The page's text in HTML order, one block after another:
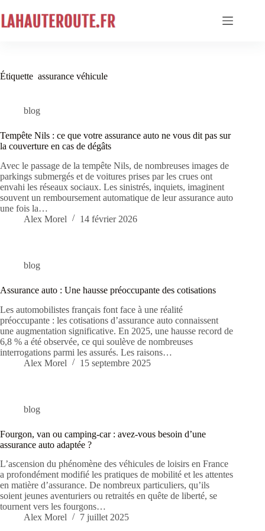
au
contenu
Étiquette assurance véhicule
blog
Tempête Nils : ce que votre assurance auto ne vous dit pas sur
la couverture en cas de dégâts
Avec le passage de la tempête Nils, de nombreuses images de
parkings submergés et de voitures prises par les crues ont
envahi les réseaux sociaux. Les sinistrés, inquiets, imaginent
souvent un remboursement automatique de leur assurance auto
une fois la…
Alex Morel
14 février 2026
blog
Assurance auto : Une hausse préoccupante des cotisations
Les automobilistes français font face à une réalité
préoccupante : les cotisations d’assurance auto connaissent
une augmentation significative. En 2025, une hausse record de
6,8 % a été observée, ce qui soulève de nombreuses
interrogations parmi les assurés. Les raisons…
Alex Morel
15 septembre 2025
blog
Fourgon, van ou camping-car : avez-vous besoin d’une
assurance auto adaptée ?
L’ascension du phénomène des véhicules de loisirs en France
a profondément modifié les pratiques de mobilité et les attentes
en matière d’assurance. De nombreux particuliers, qu’ils
soient jeunes aventuriers ou retraités en quête de liberté, se
tournent vers les fourgons…
Alex Morel
7 juillet 2025